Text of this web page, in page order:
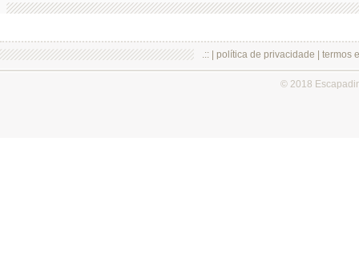
.:: | política de privacidade termos
© 2018